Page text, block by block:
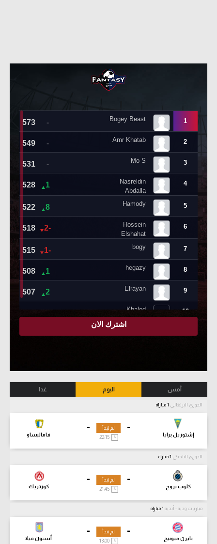
أمس اليوم غدا
الدوري البرتغالي
-
إشتوريل برايا
-
فاماليساو
لم تبدأ
22:15
الدوري البلجيكي
-
كلوب بروج
-
كورتريك
لم تبدأ
21:45
مباريات ودية - أندية
-
بايرن ميونيخ
-
أستون فيلا
لم تبدأ
13:00